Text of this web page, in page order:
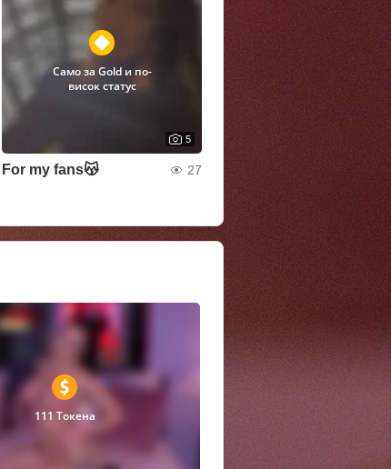
Само за Gold и по-
висок статус
5
For my fans😽 27
111 Токена